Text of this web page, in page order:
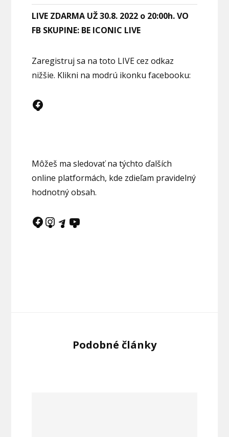
LIVE ZDARMA UŽ 30.8. 2022 o 20:00h. VO
FB SKUPINE: BE ICONIC LIVE
Zaregistruj sa na toto LIVE cez odkaz
nižšie. Klikni na modrú ikonku facebooku:
Môžeš ma sledovať na týchto ďalších
online platformách, kde zdieľam pravidelný
hodnotný obsah.
Podobné články